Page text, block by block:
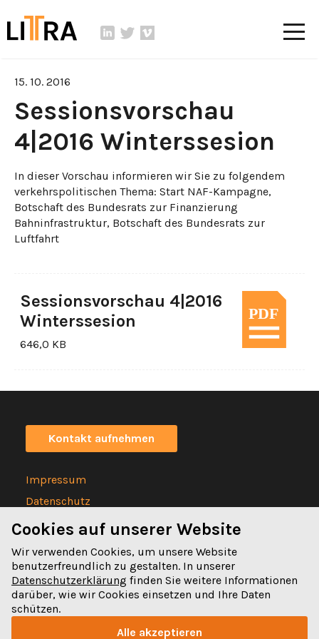
15. 10. 2016
Sessionsvorschau
4|2016 Winterssesion
In dieser Vorschau informieren wir Sie zu folgendem
verkehrspolitischen Thema: Start NAF-Kampagne,
Botschaft des Bundesrats zur Finanzierung
Bahninfrastruktur, Botschaft des Bundesrats zur
Luftfahrt
Sessionsvorschau 4|2016
Winterssesion
646,0 KB
Kontakt aufnehmen
Impressum
Datenschutz
Statuten
Spitalgasse 32
Cookies auf unserer Website
Wir verwenden Cookies, um unsere Website
benutzerfreundlich zu gestalten. In unserer
Datenschutzerklärung finden Sie weitere Informationen
darüber, wie wir Cookies einsetzen und Ihre Daten
schützen.
Alle akzeptieren